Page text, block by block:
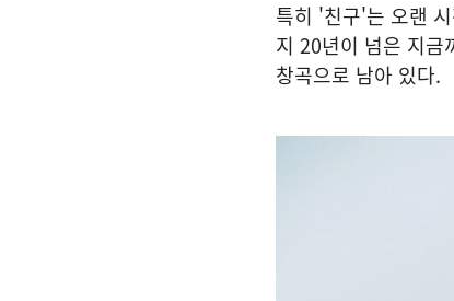
특히 '친구'는 오랜
지 20년이 넘은 지금
창곡으로 남아 있다.